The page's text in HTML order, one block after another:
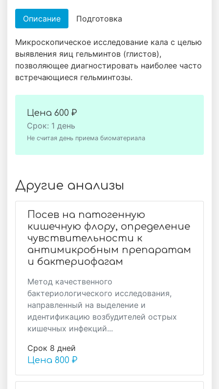
Описание Подготовка
Микроскопическое исследование кала с целью
выявления яиц гельминтов (глистов),
позволяющее диагностировать наиболее часто
встречающиеся гельминтозы.
Цена 600 ₽
Срок: 1 день
Не считая день приема биоматериала
Другие анализы
Посев на патогенную
кишечную флору, определение
чувствительности к
антимикробным препаратам
и бактериофагам
Метод качественного
бактериологического исследования,
направленный на выделение и
идентификацию возбудителей острых
кишечных инфекций...
Срок 8 дней
Цена 800 ₽